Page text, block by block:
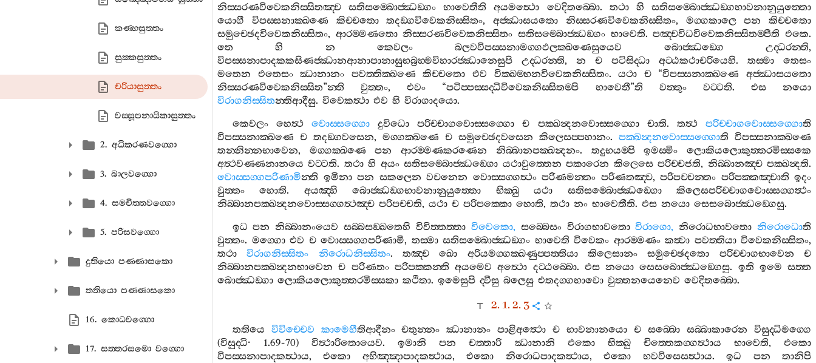
කණ‍්හසුත‍්තං
සුක‍්කසුත‍්තං
චරියාසුත‍්තං
වස‍්සූපනායිකාසුත‍්තං
2. අධිකරණවග‍්ගො
3. බාලවග‍්ගො
4. සමචිත‍්තවග‍්ගො
5. පරිසවග‍්ගො
දුතියො පණ‍්ණාසකො
තතියො පණ‍්ණාසකො
16. කොධවග‍්ගො
17. සත‍්තරසමො වග‍්ගො
නිස‍්සරණවිවෙකනිස‍්සිතඤ‍්ච
සතිසම‍්බොජ‍්ඣඞ‍්ගං භාවෙතීති අයමත්‍ථො වෙදිතබ‍්බො. තථා හි
සතිසම‍්බොජ‍්ඣඞ‍්ගභාවනානුයුත‍්තො
යොගී
විපස‍්සනාක‍්ඛණෙ කිච‍්චතො තදඞ‍්ගවිවෙකනිස‍්සිතං, අජ‍්ඣාසයතො නිස‍්සරණවිවෙකනිස‍්සිතං, මග‍්ගකාලෙ පන
කිච‍්චතො
සමුච‍්ඡෙදවිවෙකනිස‍්සිතං, ආරම‍්මණතො නිස‍්සරණවිවෙකනිස‍්සිතං සතිසම‍්බොජ‍්ඣඞ‍්ගං භාවෙති.පඤ‍්චවිධවිවෙකනිස‍්සිතම‍්පීති එකෙ.
තෙ
හි න කෙවලං බලවවිපස‍්සනාමග‍්ගඵලක‍්ඛණෙසුයෙව බොජ‍්ඣඞ‍්ගෙ උද‍්ධරන‍්ති,
විපස‍්සනාපාදකකසිණජ‍්ඣානආනාපානාසුභබ්‍රහ‍්මවිහාරජ‍්ඣානෙසුපි
උද‍්ධරන‍්ති, න ච පටිසිද‍්ධා අට‍්ඨකථාචරියෙහි. තස‍්මා
තෙසං
මතෙන
එතෙසං ඣානානං පවත‍්තික‍්ඛණෙ කිච‍්චතො එව වික‍්ඛම‍්භනවිවෙකනිස‍්සිතං.යථා ච“විපස‍්සනාක‍්ඛණෙ
අජ‍්ඣාසයතො
නිස‍්සරණවිවෙකනිස‍්සිත”න‍්ති වුත‍්තං,එවං “පටිප‍්පස‍්සද‍්ධිවිවෙකනිස‍්සිතම‍්පි භාවෙතී”ති වත‍්තුං වට‍්ටති. එස
නයො
විරාගනිස‍්සිතන‍්තිආදීසු. විවෙකත්‍ථා එව හි විරාගාදයො.
කෙවලං
හෙත්‍ථ වොස‍්සග‍්ගො දුවිධො පරිච‍්චාගවොස‍්සග‍්ගො ච පක‍්ඛන්‍දනවොස‍්සග‍්ගො චාති. තත්‍ථ පරිච‍්චාගවොස‍්සග‍්ගොති
විපස‍්සනාක‍්ඛණෙ ච තදඞ‍්ගවසෙන, මග‍්ගක‍්ඛණෙ ච සමුච‍්ඡෙදවසෙන කිලෙසප‍්පහානං. පක‍්ඛන්‍දනවොස‍්සග‍්ගොති විපස‍්සනාක‍්ඛණෙ
තන‍්නින‍්නභාවෙන, මග‍්ගක‍්ඛණෙ පන ආරම‍්මණකරණෙන නිබ‍්බානපක‍්ඛන්‍දනං. තදුභයම‍්පි ඉමස‍්මිං
ලොකියලොකුත‍්තරමිස‍්සකෙ
අත්‍ථවණ‍්ණනානයෙ වට‍්ටති. තථා හි අයං සතිසම‍්බොජ‍්ඣඞ‍්ගො යථාවුත‍්තෙන පකාරෙන කිලෙසෙ පරිච‍්චජති, නිබ‍්බානඤ‍්ච පක‍්ඛන්‍දති.
වොස‍්සග‍්ගපරිණාමින‍්ති ඉමිනා පන සකලෙන වචනෙන වොස‍්සග‍්ගත්‍ථං පරිණමන‍්තං පරිණතඤ‍්ච, පරිපච‍්චන‍්තං පරිපක‍්කඤ‍්චාති ඉදං
වුත‍්තං
හොති. අයඤ‍්හි බොජ‍්ඣඞ‍්ගභාවනානුයුත‍්තො භික‍්ඛු යථා සතිසම‍්බොජ‍්ඣඞ‍්ගො
කිලෙසපරිච‍්චාගවොස‍්සග‍්ගත්‍ථං
නිබ‍්බානපක‍්ඛන්‍දනවොස‍්සග‍්ගත්‍ථඤ‍්ච පරිපච‍්චති, යථා ච පරිපක‍්කො හොති, තථා නං භාවෙතීති. එස නයො සෙසබොජ‍්ඣඞ‍්ගෙසු.
ඉධ පන නිබ‍්බානංයෙව සබ‍්බසඞ‍්ඛතෙහි විවිත‍්තත‍්තා විවෙකො, සබ‍්බෙසං විරාගභාවතො විරාගො, නිරොධභාවතො නිරොධොති
වුත‍්තං. මග‍්ගො එව ච වොස‍්සග‍්ගපරිණාමී, තස‍්මා සතිසම‍්බොජ‍්ඣඞ‍්ගං භාවෙති විවෙකං ආරම‍්මණං කත්‍වා පවත‍්තියා විවෙකනිස‍්සිතං,
තථා
විරාගනිස‍්සිතං නිරොධනිස‍්සිතං.තඤ‍්ච ඛො අරියමග‍්ගක‍්ඛණුප‍්පත‍්තියා කිලෙසානං සමුච‍්ඡෙදතො පරිච‍්චාගභාවෙන
ච
නිබ‍්බානපක‍්ඛන්‍දනභාවෙන ච පරිණතං පරිපක‍්කන‍්ති අයමෙව අත්‍ථො දට‍්ඨබ‍්බො. එස නයො සෙසබොජ‍්ඣඞ‍්ගෙසු. ඉති ඉමෙ සත‍්ත
බොජ‍්ඣඞ‍්ගා ලොකියලොකුත‍්තරමිස‍්සකා කථිතා. ඉමෙසුපි ද‍්වීසු බලෙසු එතදග‍්ගභාවො වුත‍්තනයෙනෙව වෙදිතබ‍්බො.
2. 1. 2. 3
තතියෙ විවිච‍්චෙව කාමෙහීතිආදීනං චතුන‍්නං ඣානානං පාළිඅත්‍ථො ච භාවනානයො ච සබ‍්බො සබ‍්බාකාරෙන
විසුද‍්ධිමග‍්ගෙ
(විසුද‍්ධි· 1.69-70)විත්‍ථාරිතොයෙව.ඉමානි පන චත‍්තාරි ඣානානි එකො භික‍්ඛු චිත‍්තෙකග‍්ගත්‍ථාය භාවෙති,එකො
විපස‍්සනාපාදකත්‍ථාය,එකො අභිඤ‍්ඤාපාදකත්‍ථාය,එකො නිරොධපාදකත්‍ථාය,එකො භවවිසෙසත්‍ථාය.ඉධ පන
තානිපි